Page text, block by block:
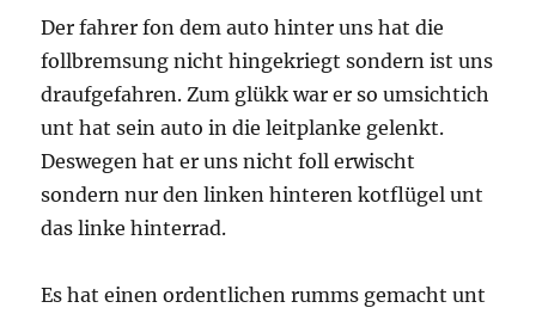
Der fahrer fon dem auto hinter uns hat die
follbremsung nicht hingekriegt sondern ist uns
draufgefahren. Zum glükk war er so umsichtich
unt hat sein auto in die leitplanke gelenkt.
Deswegen hat er uns nicht foll erwischt
sondern nur den linken hinteren kotflügel unt
das linke hinterrad.
Es hat einen ordentlichen rumms gemacht unt